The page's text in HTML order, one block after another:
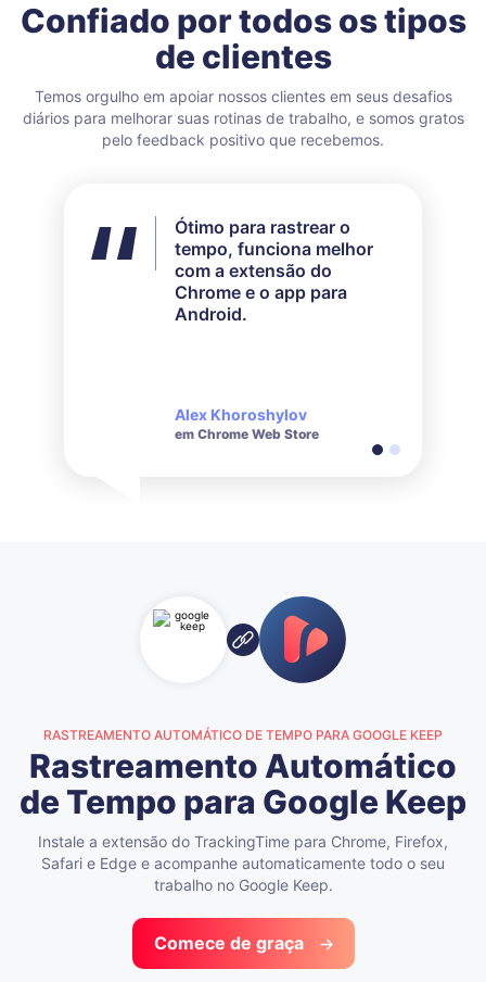
Confiado por todos os tipos
de clientes
Temos orgulho em apoiar nossos clientes em seus desafios
diários para melhorar suas rotinas de trabalho, e somos gratos
pelo feedback positivo que recebemos.
Ótimo para rastrear o
tempo, funciona melhor
com a extensão do
Chrome e o app para
Android.
Alex Khoroshylov
em Chrome Web Store
Não usei todos os
recursos disponíveis, mas
atendeu perfeitamente às
minhas necessidades. O
suporte ao cliente é muito
Salvador Carranza
em Chrome Web Store
RASTREAMENTO AUTOMÁTICO DE TEMPO PARA GOOGLE KEEP
Rastreamento Automático
de Tempo para Google Keep
Instale a extensão do TrackingTime para Chrome, Firefox,
Safari e Edge e acompanhe automaticamente todo o seu
trabalho no Google Keep.
Comece de graça